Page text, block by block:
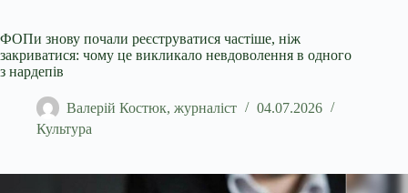
ФОПи знову почали реєструватися частіше, ніж
закриватися: чому це викликало невдоволення в одного
з нардепів
Валерій Костюк, журналіст
04.07.2026
Культура